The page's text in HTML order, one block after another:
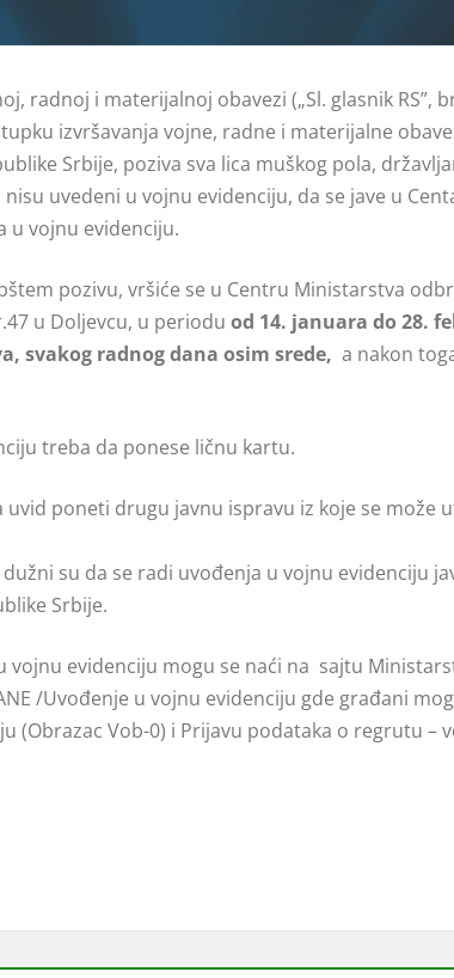
rad­noj i ma­te­ri­jal­noj oba­ve­zi („Sl. gla­snik RS”,
iz­vr­ša­va­nja voj­ne, rad­ne i ma­te­ri­jal­ne
Srbije, poziva sva li­ca mu­škog po­la,
uve­de­ni u voj­nu evi­den­ci­ju, da se ja­ve u
u voj­nu evi­den­ci­ju.
po­zi­vu, vr­ši­će se u Centru Ministarstva
u Doljevcu, u pe­ri­o­du od 14. ja­nu­a­ra do 28.
svakog radnog dana osim srede, a na­kon
tre­ba da po­ne­se lič­nu kar­tu.
uvid po­ne­ti dru­gu jav­nu is­pra­vu iz ko­je se
su da se ra­di uvo­đe­nja u voj­nu evi­den­ci­ju
Sr­bi­je.
voj­nu evi­den­ci­ju mogu se naći na saj­tu
/Uvođenje u vojnu evidenciju gde građani
(Obrazac Vob-0) i Prijavu podataka o regrutu –